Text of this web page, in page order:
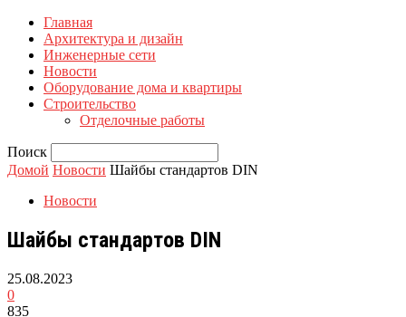
Главная
Архитектура и дизайн
Инженерные сети
Новости
Оборудование дома и квартиры
Строительство
Отделочные работы
Поиск
Домой Новости Шайбы стандартов DIN
Новости
Шайбы стандартов DIN
25.08.2023
0
835